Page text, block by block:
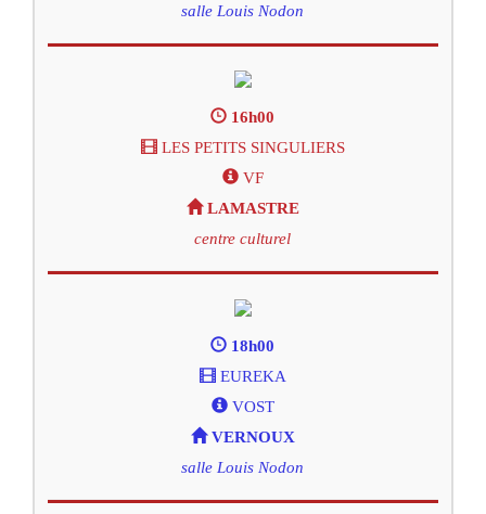
salle Louis Nodon
16h00
LES PETITS SINGULIERS
VF
LAMASTRE
centre culturel
18h00
EUREKA
VOST
VERNOUX
salle Louis Nodon